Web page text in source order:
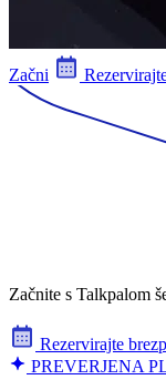
Začni
Začnite s Talkpalom
Rezervirajte
PREVERJENA